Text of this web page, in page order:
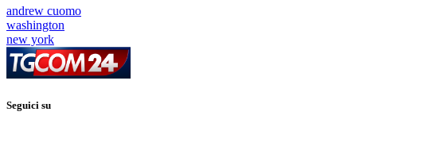
andrew cuomo
washington
new york
Seguici su